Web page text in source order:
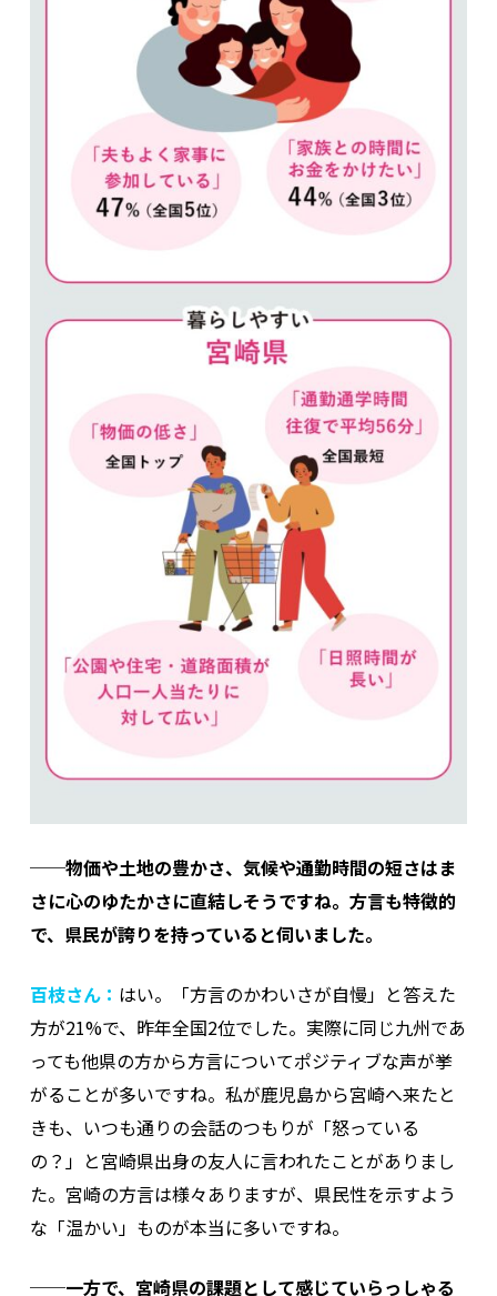
──物価や土地の豊かさ、気候や通勤時間の短さはま
さに心のゆたかさに直結しそうですね。方言も特徴的
で、県民が誇りを持っていると伺いました。
百枝さん： はい。「方言のかわいさが自慢」と答えた
方が21%で、昨年全国2位でした。実際に同じ九州であ
っても他県の方から方言についてポジティブな声が挙
がることが多いですね。私が鹿児島から宮崎へ来たと
きも、いつも通りの会話のつもりが「怒っている
の？」と宮崎県出身の友人に言われたことがありまし
た。宮崎の方言は様々ありますが、県民性を示すよう
な「温かい」ものが本当に多いですね。
──一方で、宮崎県の課題として感じていらっしゃる